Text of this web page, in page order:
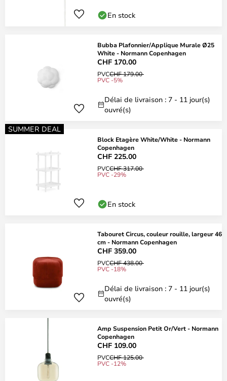
En stock
Bubba Plafonnier/Applique Murale Ø25
White - Normann Copenhagen
CHF 170.00
PVCCHF 179.00
PVC -5%
Délai de livraison : 7 - 11 jour(s)
ouvré(s)
SUMMER DEAL
Block Etagère White/White - Normann
Copenhagen
CHF 225.00
PVCCHF 317.00
PVC -29%
En stock
Tabouret Circus, couleur rouille, largeur 46
cm - Normann Copenhagen
CHF 359.00
PVCCHF 438.00
PVC -18%
Délai de livraison : 7 - 11 jour(s)
ouvré(s)
Amp Suspension Petit Or/Vert - Normann
Copenhagen
CHF 109.00
PVCCHF 125.00
PVC -12%